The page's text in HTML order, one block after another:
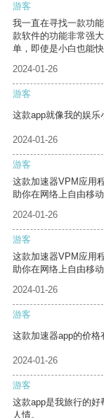
游客
我一直在寻找一款功
款软件的功能非常强
单，即使是小白也能快
2024-01-26
游客
这款app就像我的娱乐
2024-01-26
游客
这款加速器VPM应用
助你在网络上自由移动
2024-01-26
游客
这款加速器VPM应用
助你在网络上自由移动
2024-01-26
游客
这款加速器app的价格
2024-01-26
游客
这款app是我旅行的
人情。